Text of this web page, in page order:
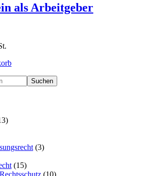
als Arbeitgeber
(3)
(15)